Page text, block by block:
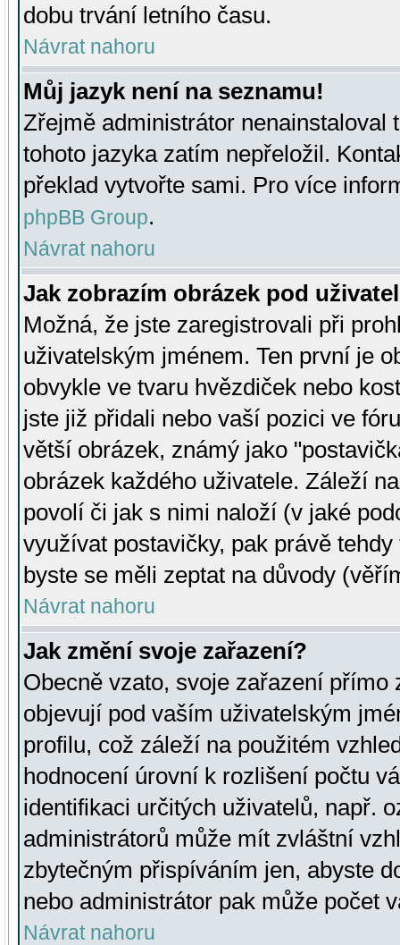
dobu trvání letního času.
Návrat nahoru
Můj jazyk není na seznamu!
Zřejmě administrátor nenainstaloval
tohoto jazyka zatím nepřeložil.
překlad vytvořte sami. Pro více
phpBB Group.
Návrat nahoru
Jak zobrazím obrázek pod
Možná, že jste zaregistrovali při
uživatelským jménem. Ten první je
obvykle ve tvaru hvězdiček nebo
jste již přidali nebo vaší pozici ve
větší obrázek, známý jako
obrázek každého uživatele. Záleží
povolí či jak s nimi naloží (v jaké
využívat postavičky, pak právě
byste se měli zeptat na důvody
Návrat nahoru
Jak změní svoje zařazení?
Obecně vzato, svoje zařazení přímo
objevují pod vaším uživatelským
profilu, což záleží na použitém
hodnocení úrovní k rozlišení počtu
identifikaci určitých uživatelů, např.
administrátorů může mít zvláštní
zbytečným přispíváním jen, abyste
nebo administrátor pak může počet
Návrat nahoru